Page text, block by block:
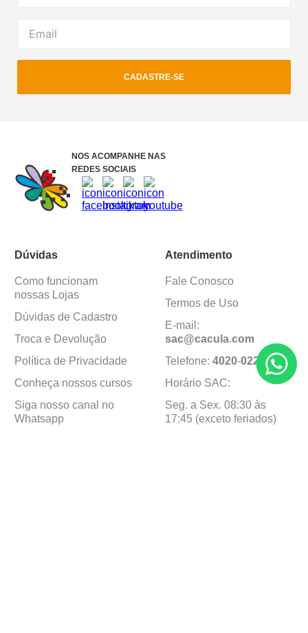
CADASTRE-SE
NOS ACOMPANHE NAS
REDES SOCIAIS
Dúvidas
Como funcionam
nossas Lojas
Dúvidas de Cadastro
Troca e Devolução
Política de Privacidade
Conheça nossos cursos
Siga nosso canal no
Whatsapp
Atendimento
Fale Conosco
Termos de Uso
E-mail:
sac@cacula.com
Telefone: 4020-0220
Horário SAC:
Seg. a Sex. 08:30 às
17:45 (exceto feriados)